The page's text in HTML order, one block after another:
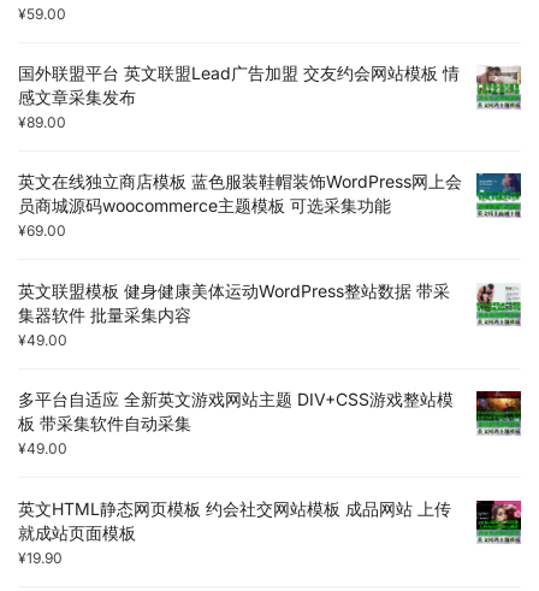
¥59.00
国外联盟平台 英文联盟Lead广告加盟 交友约会网站模板 情
感文章采集发布
¥89.00
英文在线独立商店模板 蓝色服装鞋帽装饰WordPress网上会
员商城源码woocommerce主题模板 可选采集功能
¥69.00
英文联盟模板 健身健康美体运动WordPress整站数据 带采
集器软件 批量采集内容
¥49.00
多平台自适应 全新英文游戏网站主题 DIV+CSS游戏整站模
板 带采集软件自动采集
¥49.00
英文HTML静态网页模板 约会社交网站模板 成品网站 上传
就成站页面模板
¥19.90